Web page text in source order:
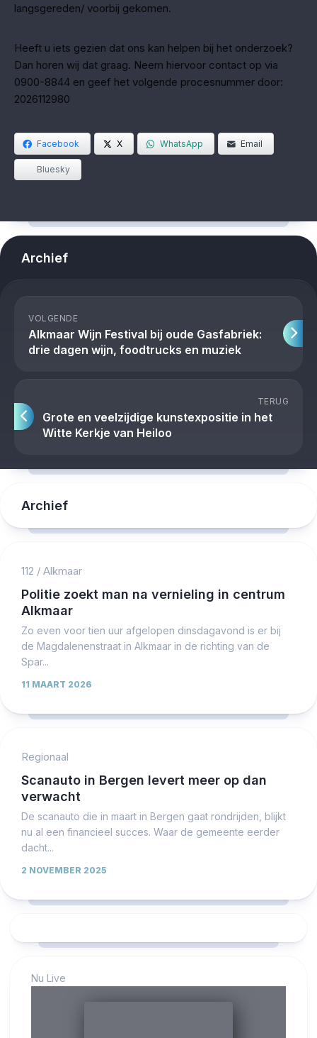
langsgereden/ voorbij gekomen.
Heeft u iets gezien dat ons kan helpen bij het onderzoek?
Dan horen wij dat graag. Neem hiervoor contact op via
0900-8844 en geef het volgende procesnummer door:
2026112980
Facebook X WhatsApp Email
Bluesky
Archief
VOLGENDE
Alkmaar Wijn Festival bij oude Gasfabriek:
drie dagen wijn, foodtrucks en muziek
TERUG
Grote en veelzijdige kunstexpositie in het
Witte Kerkje van Heiloo
Archief
112 / Alkmaar
Politie zoekt man na vernieling in centrum
Alkmaar
Zo even voor tien uur afgelopen dinsdagavond is er bij
de Magdalenenstraat in Alkmaar in de richting van de
Spar...
11 MAART 2026
Regionaal
Scanauto in Bergen levert meer op dan
verwacht
De scanauto die in maart in Bergen gaat rondrijden, blijkt
nu al een financieel succes. Waar de gemeente eerder
dacht...
2 NOVEMBER 2025
Nu Live